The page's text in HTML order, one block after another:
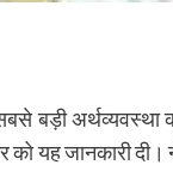
बड़ी
यह जानकारी